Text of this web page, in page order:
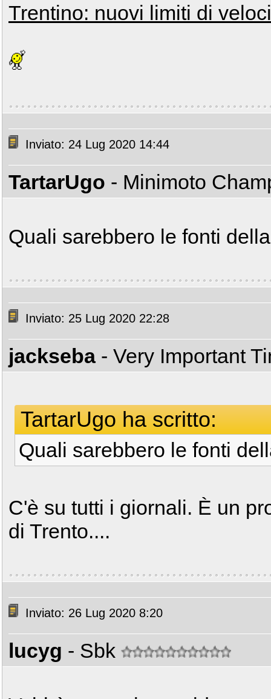
Trentino: nuovi limiti di
Inviato: 24 Lug 2020 14:44
TartarUgo - Minimoto
Quali sarebbero le fonti
Inviato: 25 Lug 2020 22:28
jackseba - Very Important
TartarUgo ha scritto:
Quali sarebbero le fonti
C'è su tutti i giornali. È un
di Trento....
Inviato: 26 Lug 2020 8:20
lucyg - Sbk